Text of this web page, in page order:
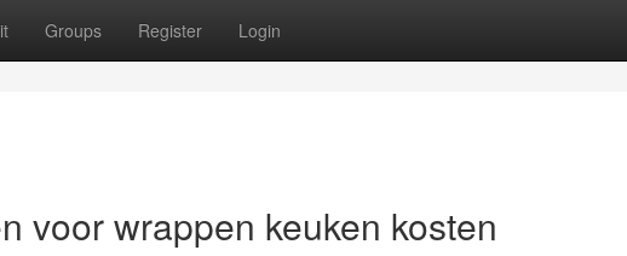
Groups Register Login
voor wrappen keuken kosten